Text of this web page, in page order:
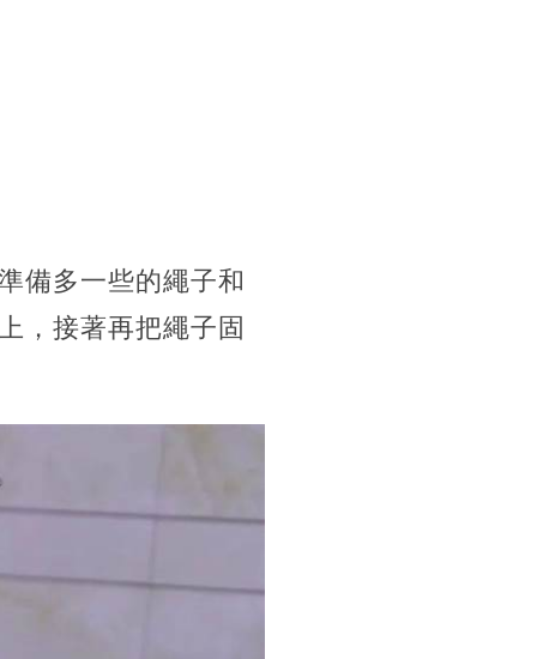
備多一些的繩子和
，接著再把繩子固